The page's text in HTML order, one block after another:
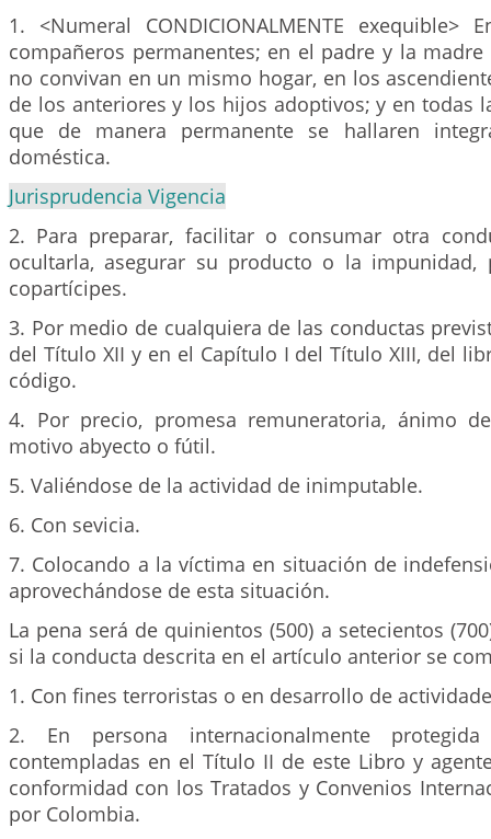
1. <Numeral CONDICIONALMENTE exequible>
compañeros permanentes; en el padre y la
no convivan en un mismo hogar, en los
de los anteriores y los hijos adoptivos; y en todas
que de manera permanente se hallaren
doméstica.
Jurisprudencia Vigencia
2. Para preparar, facilitar o consumar otra
ocultarla, asegurar su producto o la
copartícipes.
3. Por medio de cualquiera de las conductas
del Título XII y en el Capítulo I del Título XIII, del
código.
4. Por precio, promesa remuneratoria, ánimo
motivo abyecto o fútil.
5. Valiéndose de la actividad de inimputable.
6. Con sevicia.
7. Colocando a la víctima en situación de
aprovechándose de esta situación.
La pena será de quinientos (500) a setecientos
si la conducta descrita en el artículo anterior se
1. Con fines terroristas o en desarrollo de
2. En persona internacionalmente
contempladas en el Título II de este Libro y
conformidad con los Tratados y Convenios
por Colombia.